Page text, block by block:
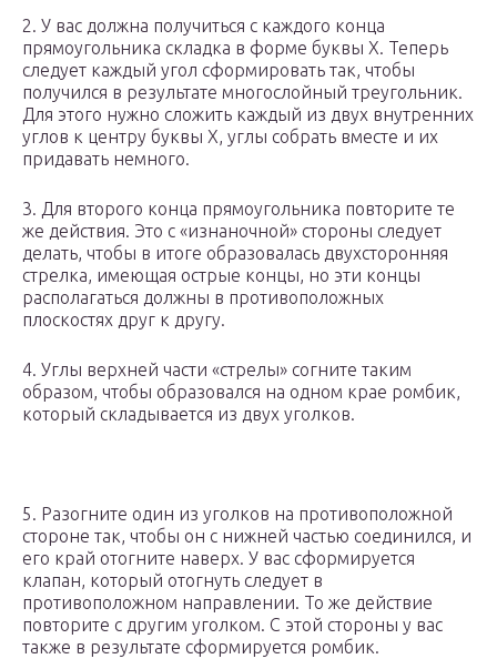
2. У вас должна получиться с каждого конца
прямоугольника складка в форме буквы Х. Теперь
следует каждый угол сформировать так, чтобы
получился в результате многослойный треугольник.
Для этого нужно сложить каждый из двух внутренних
углов к центру буквы Х, углы собрать вместе и их
придавать немного.
3. Для второго конца прямоугольника повторите те
же действия. Это с «изнаночной» стороны следует
делать, чтобы в итоге образовалась двухсторонняя
стрелка, имеющая острые концы, но эти концы
располагаться должны в противоположных
плоскостях друг к другу.
4. Углы верхней части «стрелы» согните таким
образом, чтобы образовался на одном крае ромбик,
который складывается из двух уголков.
5. Разогните один из уголков на противоположной
стороне так, чтобы он с нижней частью соединился, и
его край отогните наверх. У вас сформируется
клапан, который отогнуть следует в
противоположном направлении. То же действие
повторите с другим уголком. С этой стороны у вас
также в результате сформируется ромбик.